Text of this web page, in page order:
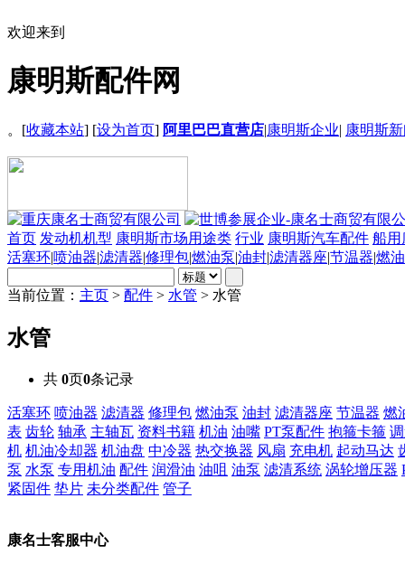
欢迎来到
康明斯配件网
。[收藏本站] [设为首页] 阿里巴巴直营店|康明斯企业| 康明斯
首页 发动机机型 康明斯市场用途类 行业 康明斯汽车配件 船用
活塞环|喷油器|滤清器|修理包|燃油泵|油封|滤清器座|节温器|燃
当前位置： 主页 > 配件 > 水管 > 水管
水管
共 0页0条记录
活塞环 喷油器 滤清器 修理包 燃油泵 油封 滤清器座 节温器 燃
表 齿轮 轴承 主轴瓦 资料书籍 机油 油嘴 PT泵配件 抱箍卡箍
机 机油冷却器 机油盘 中冷器 热交换器 风扇 充电机 起动马达
泵 水泵 专用机油 配件 润滑油 油咀 油泵 滤清系统 涡轮增压器
紧固件 垫片 未分类配件 管子
康名士客服中心